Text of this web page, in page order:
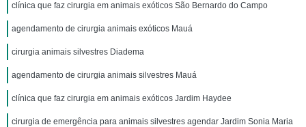
clínica que faz cirurgia em animais exóticos São Bernardo do Campo
agendamento de cirurgia animais exóticos Mauá
cirurgia animais silvestres Diadema
agendamento de cirurgia animais silvestres Mauá
clínica que faz cirurgia em animais exóticos Jardim Haydee
cirurgia de emergência para animais silvestres agendar Jardim Sonia Maria